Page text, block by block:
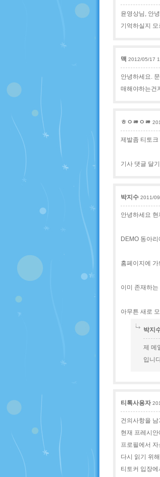
윤영상님, 안
기억하실지
맥 2012/05/17
안녕하세요.
매해야하는건
ㅎㅇㅀㅇㅀ
제발좀 티토
기사 댓글 달
박지수 2011/
안녕하세요
DEMO 동아리
홈페이지에
이미 존재하
아무튼 새로
박지
제 메
입니
티톡사용자
건의사항을
현재 프레시
프로필에서
다시 읽기 위
티토커 입장